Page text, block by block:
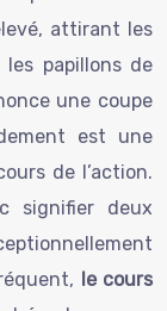
attirant les
papillons de
une coupe
est une
de l’action.
signifier deux
le cours